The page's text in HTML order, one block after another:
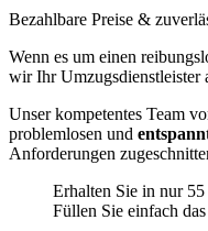
Bezahlbare Preise &
Wenn es um einen
wir Ihr Umzugsdienstleister
Unser kompetentes Team
problemlosen und
Anforderungen
Erhalten Sie in nur
Füllen Sie einfach